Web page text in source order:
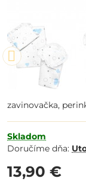
zavinovačka,
Skladom
Doručíme dňa:
13,90 €